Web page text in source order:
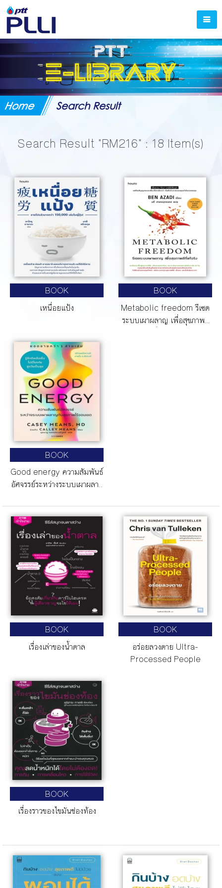
Home Search Result
Search Result "RM216" : 18 Item(s)
BOOK
เหนื่อยแป้ง
BOOK
Metabolic freedom รีเซต
ระบบเผาผลาญ เพื่อสุขภาพดี
BOOK
Good energy ความสัมพันธ์
อัศจรรย์ระหว่างระบบเผาผลา..
BOOK
เรื่องเล่าของน้ำตาล
BOOK
อร่อยลวงตาย Ultra-
Processed People
BOOK
เรื่องราวของไขมันช่องท้อง